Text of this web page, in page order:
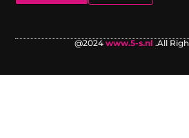
@2024www.5-s.nl .All